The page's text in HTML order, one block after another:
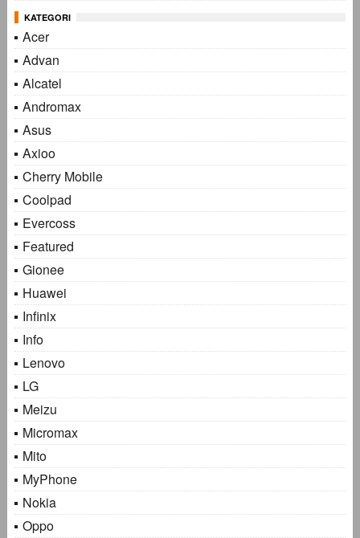
KATEGORI
Acer
Advan
Alcatel
Andromax
Asus
Axioo
Cherry Mobile
Coolpad
Evercoss
Featured
Gionee
Huawei
Infinix
Info
Lenovo
LG
Meizu
Micromax
Mito
MyPhone
Nokia
Oppo